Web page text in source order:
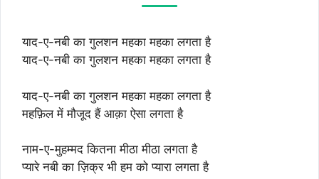
याद-ए-नबी का गुलशन महका महका लगता है
याद-ए-नबी का गुलशन महका महका लगता है
याद-ए-नबी का गुलशन महका महका लगता है
महफ़िल में मौजूद हैं आक़ा ऐसा लगता है
नाम-ए-मुहम्मद कितना मीठा मीठा लगता है
प्यारे नबी का ज़िक्र भी हम को प्यारा लगता है